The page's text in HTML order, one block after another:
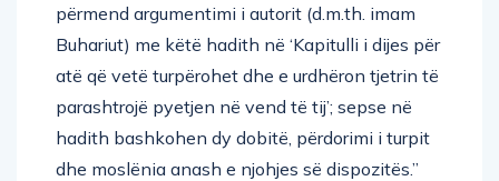
përmend argumentimi i autorit (d.m.th. imam
Buhariut) me këtë hadith në ‘Kapitulli i dijes për
atë që vetë turpërohet dhe e urdhëron tjetrin të
parashtrojë pyetjen në vend të tij’; sepse në
hadith bashkohen dy dobitë, përdorimi i turpit
dhe moslënia anash e njohjes së dispozitës.”